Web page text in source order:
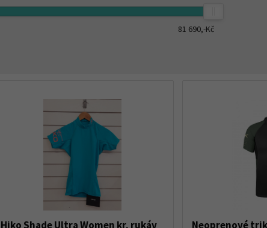
81 690,-Kč
Hiko Shade Ultra Women kr. rukáv
Neoprenové